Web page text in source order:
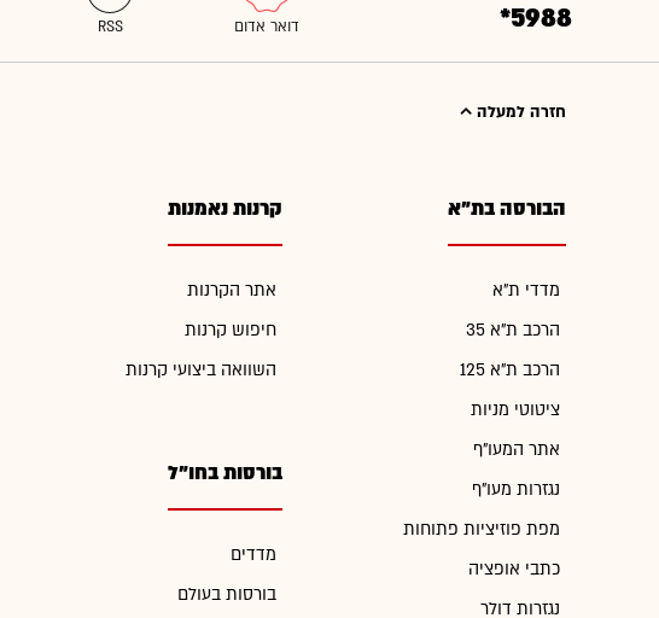
*5988
חזרה למעלה
הבורסה בת"א
מדדי ת"א
הרכב ת"א 35
הרכב ת"א 125
ציטוטי מניות
אתר המעו"ף
נגזרות מעו"ף
מפת פוזיציות פתוחות
כתבי אופציה
נגזרות דולר
קרנות נאמנות
אתר הקרנות
חיפוש קרנות
השוואה ביצועי קרנות
בורסות בחו"ל
מדדים
בורסות בעולם